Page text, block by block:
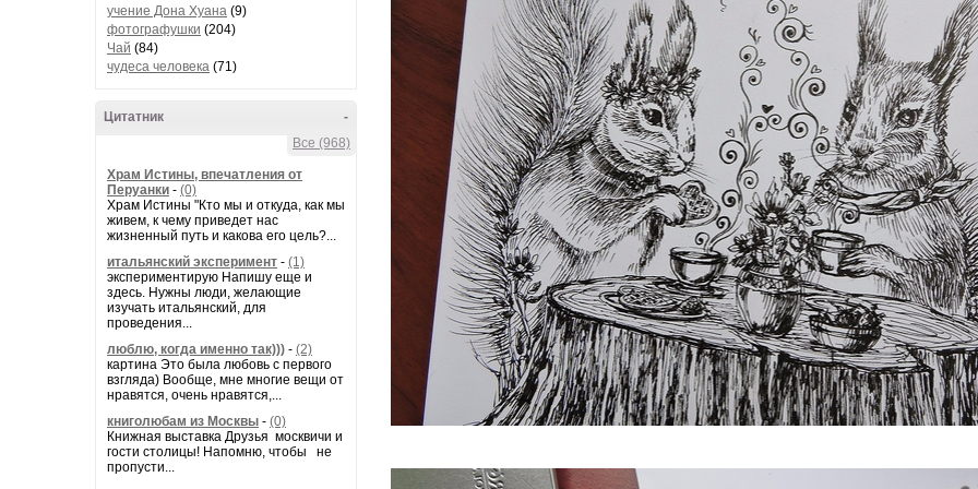
учение Дона Хуана (9)
фотографушки (204)
Чай (84)
чудеса человека (71)
-
Цитатник
Все (968)
Храм Истины, впечатления от
Перуанки - (0)
Храм Истины "Кто мы и откуда, как мы
живем, к чему приведет нас
жизненный путь и какова его цель?...
итальянский эксперимент - (1)
экспериментирую Напишу еще и
здесь. Нужны люди, желающие
изучать итальянский, для
проведения...
люблю, когда именно так))) - (2)
картина Это была любовь с первого
взгляда) Вообще, мне многие вещи от
нравятся, очень нравятся,...
книголюбам из Москвы - (0)
Книжная выставка Друзья москвичи и
гости столицы! Напомню, чтобы не
пропусти...